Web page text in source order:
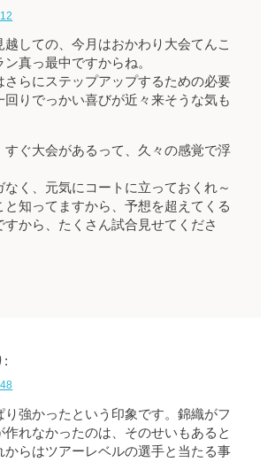
越しての、今月はおかわり大会てんこ
真っ最中ですからね。
さらにステップアップするための必要
回りでっかい喜びが近々来そうな気も
すぐ大会があるって、久々の感覚で浮
なく、元気にコートに立っておくれ～
と知ってますから、予想を超えてくる
すから、たくさん試合見せてくださ
:
り強かったという印象です。錦織がフ
作れなかったのは、そのせいもあると
からはツアーレベルの選手と当たる事